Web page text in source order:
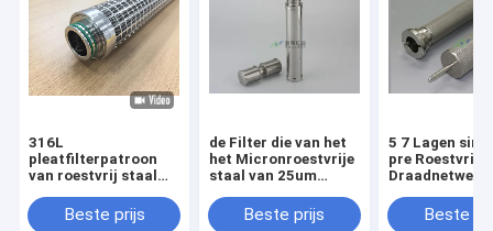
316L
pleatfilterpatroon
van roestvrij staal
filteroppervlak en
hoge
Beste prijs
de Filter die van het
het Micronroestvrije
staal van 25um
Zeefbuis
Backflushing
Beste prijs
5 7 Lagen
pre Roestvrij
Draadnetwerk
FiltratieBeste